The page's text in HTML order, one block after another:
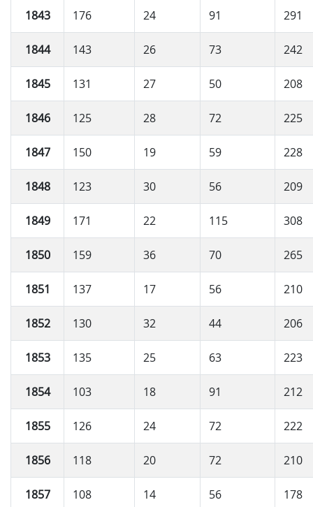
1843 176 24 91 291
1844 143 26 73 242
1845 131 27 50 208
1846 125 28 72 225
1847 150 19 59 228
1848 123 30 56 209
1849 171 22 115 308
1850 159 36 70 265
1851 137 17 56 210
1852 130 32 44 206
1853 135 25 63 223
1854 103 18 91 212
1855 126 24 72 222
1856 118 20 72 210
1857 108 14 56 178